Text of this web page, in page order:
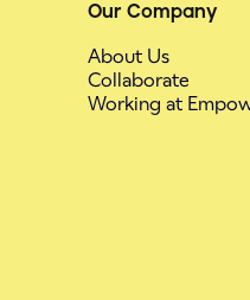
Our Company
About Us
Collaborate
Working at